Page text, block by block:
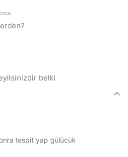
belki
tespit yap gülücük